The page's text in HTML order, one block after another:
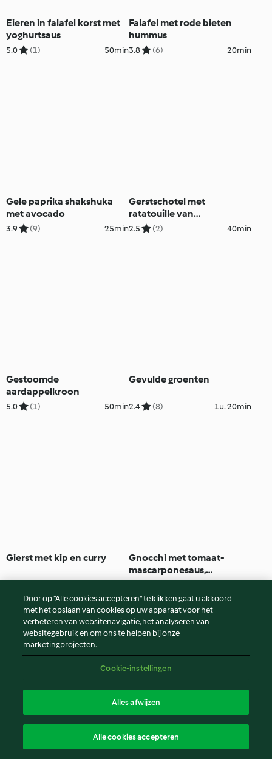
Eieren in falafel korst met
yoghurtsaus
5.0 (1) 50min
Falafel met rode bieten
hummus
3.8 (6) 20min
Gele paprika shakshuka
met avocado
3.9 (9) 25min
Gerstschotel met
ratatouille van
zomergroenten
2.5 (2) 40min
Gestoomde
aardappelkroon
5.0 (1) 50min
Gevulde groenten
2.4 (8) 1u. 20min
Gierst met kip en curry
Gnocchi met tomaat-
mascarponesaus,
broccolisalade en
fruitsorbet
Kikkererwten shoarma
salade bowl
Door op “Alle cookies accepteren” te klikken gaat u akkoord
met het opslaan van cookies op uw apparaat voor het
verbeteren van websitenavigatie, het analyseren van
websitegebruik en om ons te helpen bij onze
marketingprojecten.
Cookie-instellingen
Alles afwijzen
Alle cookies accepteren